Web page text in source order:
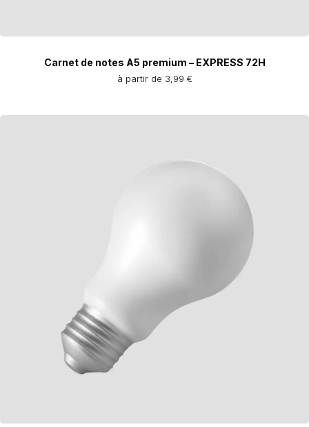
Carnet de notes A5 premium – EXPRESS 72H
à partir de 3,99 €